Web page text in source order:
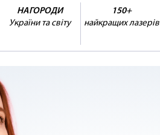
НАГОРОДИ
України та світу
150+
найкращих лазерів